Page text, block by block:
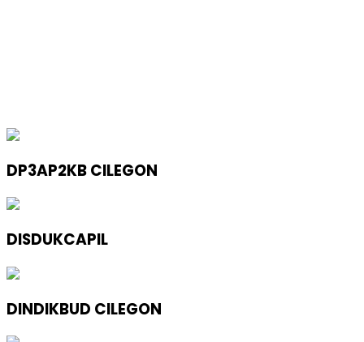
DP3AP2KB CILEGON
DISDUKCAPIL
DINDIKBUD CILEGON